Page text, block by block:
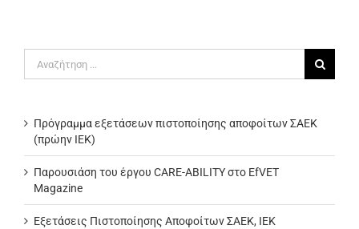
για:
Πρόγραμμα εξετάσεων πιστοποίησης αποφοίτων ΣΑΕΚ
(πρώην ΙΕΚ)
Παρουσιάση του έργου CARE-ABILITY στο EfVET
Magazine
Εξετάσεις Πιστοποίησης Αποφοίτων ΣΑΕΚ, ΙΕΚ